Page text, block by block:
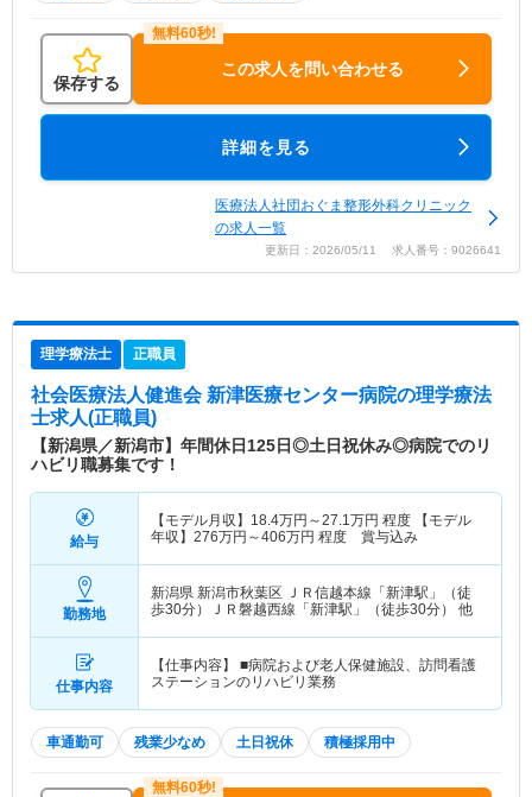
保存する
この求人を問い合わせる
詳細を見る
医療法人社団おぐま整形外科クリニック
の求人一覧
更新日：2026/05/11 求人番号：9026641
理学療法士 正職員
社会医療法人健進会 新津医療センター病院の理学療法
士求人(正職員)
【新潟県／新潟市】年間休日125日◎土日祝休み◎病院でのリ
ハビリ職募集です！
給与
【モデル月収】 18.4万円～27.1万円 程度 【モデル
年収】 276万円～406万円 程度 賞与込み
勤務地
新潟県 新潟市秋葉区 ＪＲ信越本線「新津駅」（徒
歩30分）ＪＲ磐越西線「新津駅」（徒歩30分） 他
仕事内容
【仕事内容】 ■病院および老人保健施設、訪問看護
ステーションのリハビリ業務
車通勤可 残業少なめ 土日祝休 積極採用中